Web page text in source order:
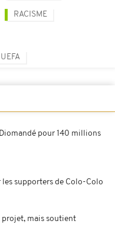
RACISME
UEFA
pour 140 millions
supporters de Colo-Colo
projet, mais soutient